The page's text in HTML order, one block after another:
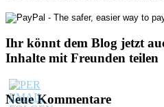
Ihr könnt dem Blog jetzt
Inhalte mit Freunden teilen
Neue Kommentare